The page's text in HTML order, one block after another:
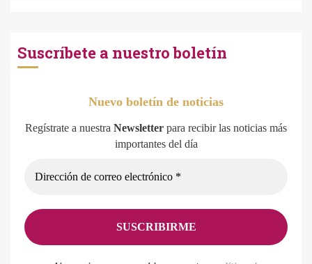
Suscríbete a nuestro boletín
Nuevo boletín de noticias
Regístrate a nuestra Newsletter para recibir las noticias más
importantes del día